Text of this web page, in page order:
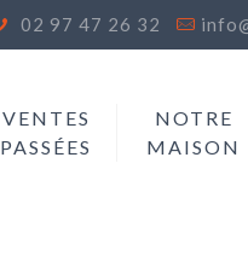
02 97 47 26 32
VENTES
PASSÉES
NOTRE
MAISON